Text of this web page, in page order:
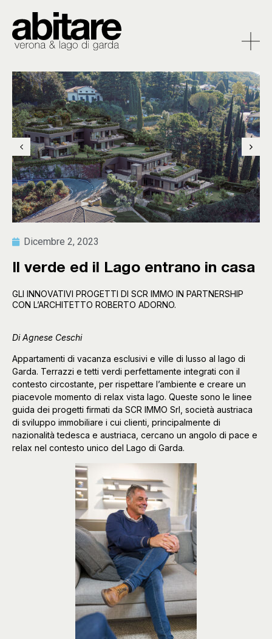
Dicembre 2, 2023
Il verde ed il Lago entrano in casa
GLI INNOVATIVI PROGETTI DI SCR IMMO IN PARTNERSHIP
CON L’ARCHITETTO ROBERTO ADORNO.
Di Agnese Ceschi
Appartamenti di vacanza esclusivi e ville di lusso al lago di
Garda. Terrazzi e tetti verdi perfettamente integrati con il
contesto circostante, per rispettare l’ambiente e creare un
piacevole momento di relax vista lago. Queste sono le linee
guida dei progetti firmati da SCR IMMO Srl, società austriaca
di sviluppo immobiliare i cui clienti, principalmente di
nazionalità tedesca e austriaca, cercano un angolo di pace e
relax nel contesto unico del Lago di Garda.